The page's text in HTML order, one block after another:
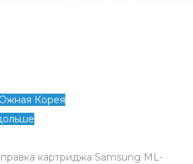
Корея
картриджа Samsung ML-